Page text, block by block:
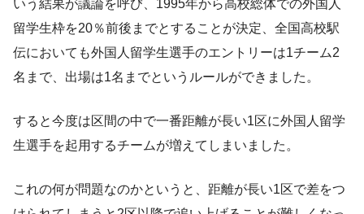
いう結果が議論を呼び、1995年から高校総体での外国人
留学生枠を20％前後までとすることが決定、全国高校駅
伝においても外国人留学生選手のエントリーは1チーム2
名まで、出場は1名までというルールができました。
すると今度は区間の中で一番距離が長い1区に外国人留学
生選手を起用するチームが増えてしまいました。
これの何が問題なのかというと、距離が長い1区で差をつ